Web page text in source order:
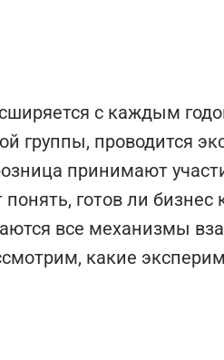
с каждым
группы, проводится
принимают
готов ли бизнес
все механизмы
какие